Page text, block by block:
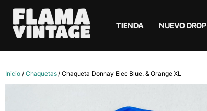
TIENDA NUEVO DROP
Inicio / Chaquetas / Chaqueta Donnay Elec Blue. & Orange XL